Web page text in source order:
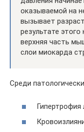
оказываемой на
вызывает
результате
верхняя часть
слои миокарда
Среди
Гипертрофия